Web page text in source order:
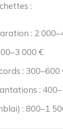
:
: 2
000 €
: 300–600
:
: 800–1